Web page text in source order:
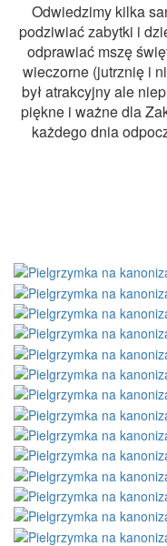
Odwiedzimy kilka
podziwiać zabytki i
odprawiać mszę
wieczorne (jutrznię i
był atrakcyjny ale
piękne i ważne dla
każdego dnia